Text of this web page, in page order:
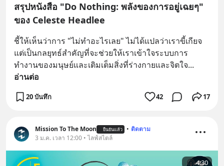
สรุปหนังสือ "Do Nothing: พลังของการอยู่เฉยๆ"
ของ Celeste Headlee
ชี้ให้เห็นว่าการ "ไม่ทำอะไรเลย" ไม่ได้แปลว่าเราขี้เกียจ
แต่เป็นกลยุทธ์สำคัญที่จะช่วยให้เราเข้าใจระบบการ
ทำงานของมนุษย์และเติมเต็มสิ่งที่ร่างกายและจิตใจ
อ่านต่อ
20 บันทึก 42 17
Mission To The Moon ยืนยันแล้ว • ติดตาม
3 ม.ค. เวลา 12:00 • ไลฟ์สไตล์
4:30